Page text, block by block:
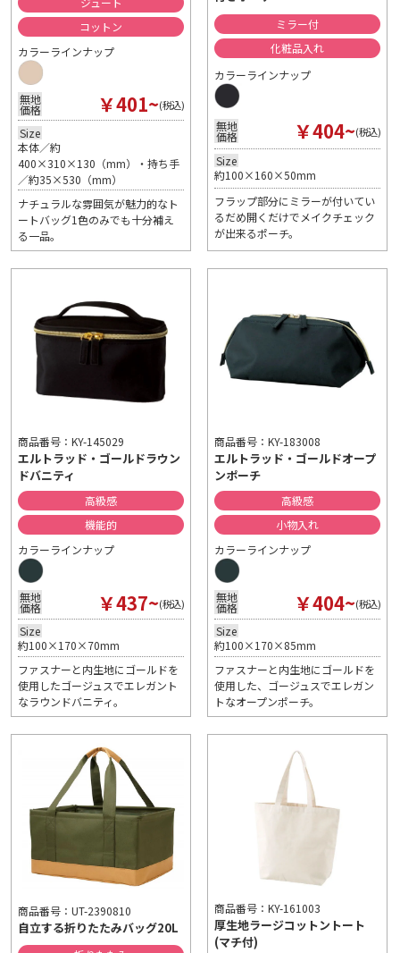
コットン
カラーラインナップ
無地
価格 ￥401~(税込)
Size
本体／約
400×310×130（mm）・持ち手
／約35×530（mm）
ナチュラルな雰囲気が魅力的なト
ートバッグ1色のみでも十分補え
る一品。
ミラー付
化粧品入れ
カラーラインナップ
無地
価格 ￥404~(税込)
Size
約100×160×50mm
フラップ部分にミラーが付いてい
るだめ開くだけでメイクチェック
が出来るポーチ。
商品番号：KY-145029
エルトラッド・ゴールドラウン
ドバニティ
高級感
機能的
カラーラインナップ
無地
価格 ￥437~(税込)
Size
約100×170×70mm
ファスナーと内生地にゴールドを
使用したゴージュスでエレガント
なラウンドバニティ。
商品番号：KY-183008
エルトラッド・ゴールドオープ
ンポーチ
高級感
小物入れ
カラーラインナップ
無地
価格 ￥404~(税込)
Size
約100×170×85mm
ファスナーと内生地にゴールドを
使用した、ゴージュスでエレガン
トなオープンポーチ。
商品番号：UT-2390810
自立する折りたたみバッグ20L
商品番号：KY-161003
厚生地ラージコットントート
(マチ付)